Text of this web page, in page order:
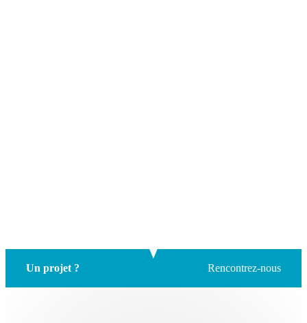
Un projet ? Rencontrez-nous